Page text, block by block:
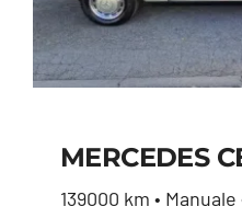
MERCEDES
139000 km •